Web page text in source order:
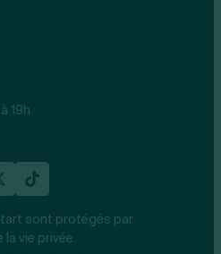
19h
sont protégés par
vie privée.